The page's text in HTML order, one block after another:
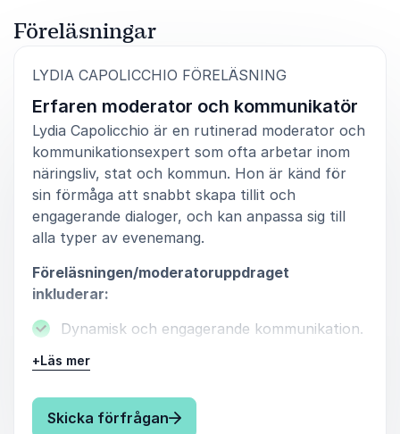
Föreläsningar
LYDIA CAPOLICCHIO FÖRELÄSNING
Erfaren moderator och kommunikatör
Lydia Capolicchio är en rutinerad moderator och
kommunikationsexpert som ofta arbetar inom
näringsliv, stat och kommun. Hon är känd för
sin förmåga att snabbt skapa tillit och
engagerande dialoger, och kan anpassa sig till
alla typer av evenemang.
Föreläsningen/moderatoruppdraget
inkluderar:
Dynamisk och engagerande kommunikation.
Erfarenhet från TV-program och stora
Corporate storytelling och hur det stärker
+Läs mer
Skicka förfrågan: Lydia Capolicchio Erfaren